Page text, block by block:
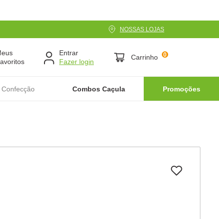
NOSSAS LOJAS
Entrar
Carrinho 0
Combos Caçula Promoções